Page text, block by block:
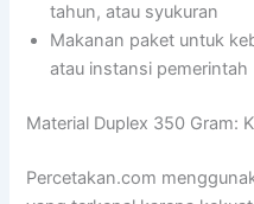
tahun, atau syukuran
Makanan paket untuk
atau instansi pemerintah
Material Duplex 350 Gram:
Percetakan.com